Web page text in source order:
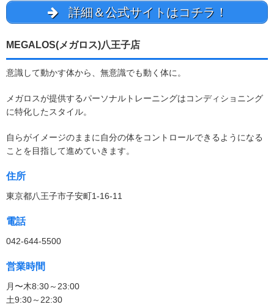
詳細＆公式サイトはコチラ！
MEGALOS(メガロス)八王子店
意識して動かす体から、無意識でも動く体に。
メガロスが提供するパーソナルトレーニングはコンディショニング
に特化したスタイル。
自らがイメージのままに自分の体をコントロールできるようになる
ことを目指して進めていきます。
住所
東京都八王子市子安町1-16-11
電話
042-644-5500
営業時間
月〜木8:30～23:00
土9:30～22:30